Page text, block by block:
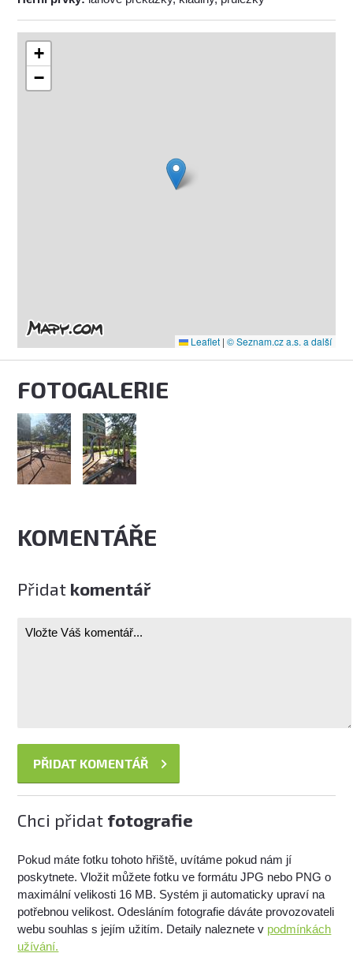
+
−
Leaflet | © Seznam.cz a.s. a další
FOTOGALERIE
KOMENTÁŘE
Přidat komentář
Chci přidat fotografie
Pokud máte fotku tohoto hřiště, uvítáme pokud nám jí
poskytnete. Vložit můžete fotku ve formátu JPG nebo PNG o
maximální velikosti 16 MB. Systém ji automaticky upraví na
potřebnou velikost. Odesláním fotografie dáváte provozovateli
webu souhlas s jejím užitím. Detaily naleznete v podmínkách
užívání.